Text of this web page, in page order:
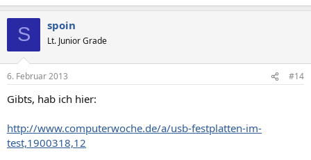
S spoin
Lt. Junior Grade
6. Februar 2013 #14
Gibts, hab ich hier:
http://www.computerwoche.de/a/usb-festplatten-im-
test,1900318,12